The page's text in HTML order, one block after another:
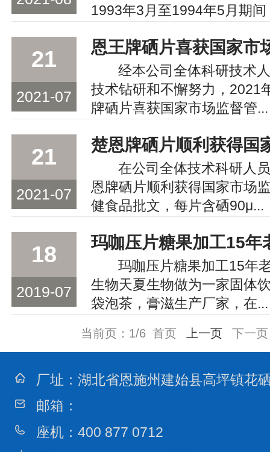
1993年3月至1994年5月期间
21
2021-07
经本公司全体科研技术
技术钻研和不懈努力，2021
牌硒片喜获国家市场监督管...
21
2021-07
在公司全体技术科研人
恩牌硒片顺利获得国家市场
健食品批文，每片含硒90μ...
18
2019-07
玛咖压片糖果加工15年
生物天夏生物做为一家固体
袋泡茶，膏滋生产厂家，在...
当前页：1/6 首页 上一页 下一页
厂址： 湖北省恩施州建始县高坪镇花
邮箱：
座机： 400 877 0712